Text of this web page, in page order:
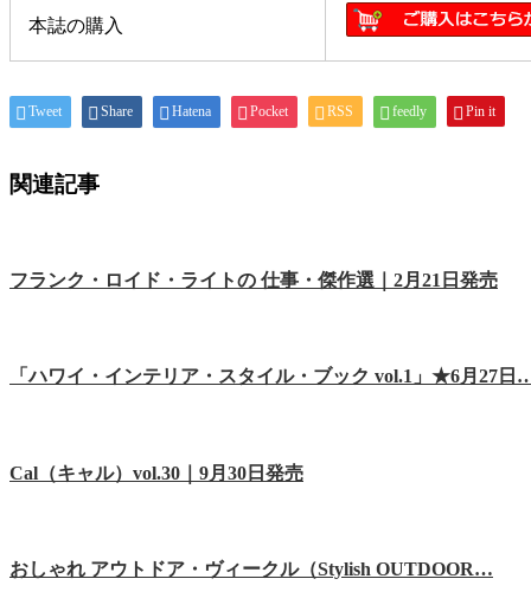
本誌の購入
Tweet Share Hatena Pocket RSS feedly Pin it
関連記事
フランク・ロイド・ライトの 仕事・傑作選｜2月21日発売
「ハワイ・インテリア・スタイル・ブック vol.1」★6月27日
Cal（キャル）vol.30｜9月30日発売
おしゃれ アウトドア・ヴィークル（Stylish OUTDOOR…